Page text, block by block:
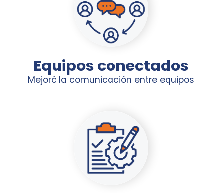
Equipos conectados
Mejoró la comunicación entre equipos